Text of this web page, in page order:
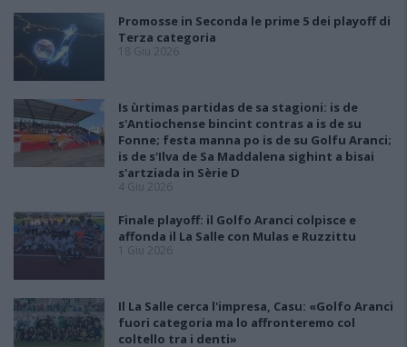
Promosse in Seconda le prime 5 dei playoff di
Terza categoria
18 Giu 2026
Is ùrtimas partidas de sa stagioni: is de
s'Antiochense bincint contras a is de su
Fonne; festa manna po is de su Golfu Aranci;
is de s'Ilva de Sa Maddalena sighint a bisai
s'artziada in Sèrie D
4 Giu 2026
Finale playoff: il Golfo Aranci colpisce e
affonda il La Salle con Mulas e Ruzzittu
1 Giu 2026
Il La Salle cerca l'impresa, Casu: «Golfo Aranci
fuori categoria ma lo affronteremo col
coltello tra i denti»